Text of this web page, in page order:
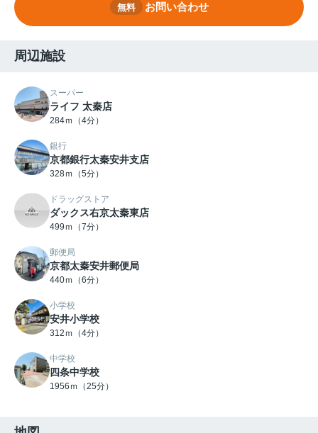
無料 お問い合わせ
周辺施設
スーパー
ライフ 太秦店
284ｍ（4分）
銀行
京都銀行太秦安井支店
328ｍ（5分）
ドラッグストア
ダックス右京太秦東店
499ｍ（7分）
郵便局
京都太秦安井郵便局
440ｍ（6分）
小学校
安井小学校
312ｍ（4分）
中学校
四条中学校
1956ｍ（25分）